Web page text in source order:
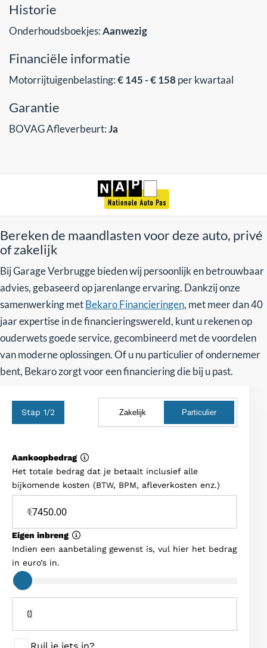
Historie
Onderhoudsboekjes:Aanwezig
Financiële informatie
Motorrijtuigenbelasting:€ 145 - € 158per kwartaal
Garantie
BOVAG Afleverbeurt:Ja
Bereken de maandlasten voor deze auto, privé
of zakelijk
Bij Garage Verbrugge bieden wij persoonlijk en betrouwbaar
advies, gebaseerd op jarenlange ervaring. Dankzij onze
samenwerking metBekaro Financieringen, met meer dan 40
jaar expertise in de financieringswereld, kunt u rekenen op
ouderwets goede service, gecombineerd met de voordelen
van moderne oplossingen. Of u nu particulier of ondernemer
bent, Bekaro zorgt voor een financiering die bij u past.